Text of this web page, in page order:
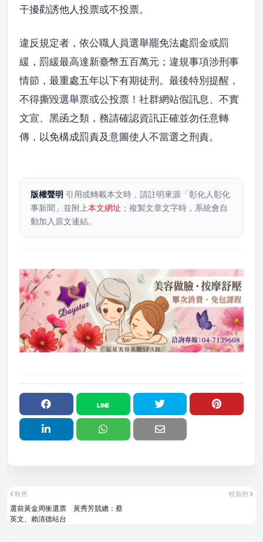
干擾勸誘他人投票或不投票。
違反規定者，依公職人員選舉罷免法處罰金或罰
緩，罰緩最高達新臺幣五百萬元；違規事項涉刑事
情節，最重處五年以下有期徒刑。最後特別提醒，
不得撕毀選舉票或公投票！社群網站假訊息、不實
文宣、黑函之類，務請確認資訊正確並勿任意轉
傳，以免構成罰責及意圖使人不當選之刑責。
版權聲明 引用或轉載本文時，請註明來源「彰化人彰化
事新聞」並附上本文網址 ；複製文章文字時，系統會自
動加入原文連結。
較新的
較舊
選前黃金周衝選票 黃秀芳競總：蔡
英文、賴清德站台